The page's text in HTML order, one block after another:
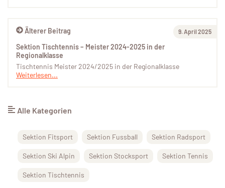
Älterer Beitrag 9. April 2025
Sektion Tischtennis – Meister 2024-2025 in der
Regionalklasse
Tischtennis Meister 2024/2025 in der Regionalklasse
Weiterlesen...
Alle Kategorien
Sektion Fitsport Sektion Fussball Sektion Radsport
Sektion Ski Alpin Sektion Stocksport Sektion Tennis
Sektion Tischtennis